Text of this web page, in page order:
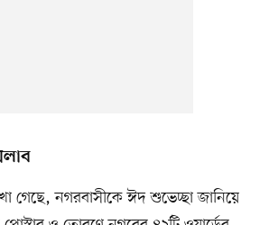
গেছে, নগরবাসীকে ঈদ শুভেচ্ছা জানিয়ে